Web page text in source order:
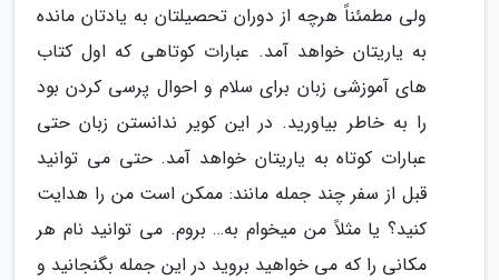
ولی مطمئناً هرچه از دوران تحصیلتان به یادتان مانده
به یاریتان خواهد آمد. عبارات کوتاهی که اول کتاب
های آموزشی زبان برای سلام و احوال پرسی کردن بود
را به خاطر بیاورید. در این کویر ندانستن زبان حتی
عبارات کوتاه به یاریتان خواهد آمد. حتی می توانید
قبل از سفر چند جمله مانند: ممکن است من را هدایت
کنید؟ یا مثلاً من میخوام به… بروم. می توانید نام هر
مکانی را که می خواهید بروید در این جمله بگنجانید و